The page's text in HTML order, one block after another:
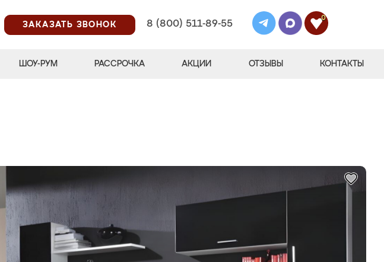
ЗАКАЗАТЬ ЗВОНОК
8 (800) 511-89-55
0
ШОУ-РУМ РАССРОЧКА АКЦИИ ОТЗЫВЫ КОНТАКТЫ